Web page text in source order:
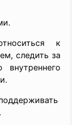
к
следить за